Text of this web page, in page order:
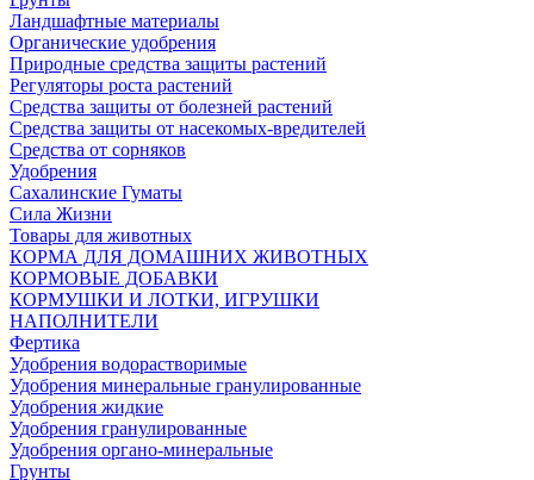
Ландшафтные материалы
Органические удобрения
Природные средства защиты растений
Регуляторы роста растений
Средства защиты от болезней растений
Средства защиты от насекомых-вредителей
Средства от сорняков
Удобрения
Сахалинские Гуматы
Сила Жизни
Товары для животных
КОРМА ДЛЯ ДОМАШНИХ ЖИВОТНЫХ
КОРМОВЫЕ ДОБАВКИ
КОРМУШКИ И ЛОТКИ, ИГРУШКИ
НАПОЛНИТЕЛИ
Фертика
Удобрения водорастворимые
Удобрения минеральные гранулированные
Удобрения жидкие
Удобрения гранулированные
Удобрения органо-минеральные
Грунты